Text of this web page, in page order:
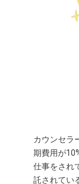
カウンセラ
期費用が
仕事をされ
託されてい